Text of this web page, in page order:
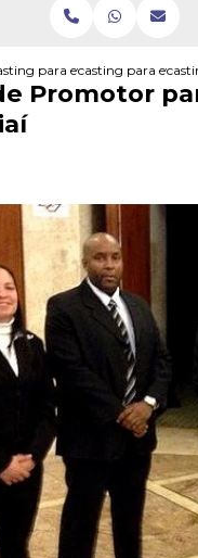
para eventos
casting para
Promotor